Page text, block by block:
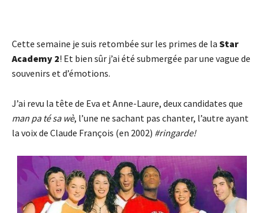
Cette semaine je suis retombée sur les primes de la Star
Academy 2! Et bien sûr j’ai été submergée par une vague de
souvenirs et d’émotions.
J’ai revu la tête de Eva et Anne-Laure, deux candidates que
man pa té sa wè, l’une ne sachant pas chanter, l’autre ayant
la voix de Claude François (en 2002) #ringarde!